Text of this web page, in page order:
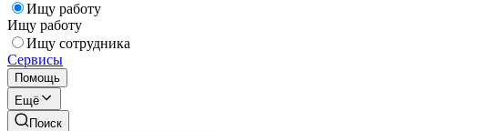
Ищу работу
Ищу работу
Ищу сотрудника
Сервисы
Помощь
Ещё
Поиск